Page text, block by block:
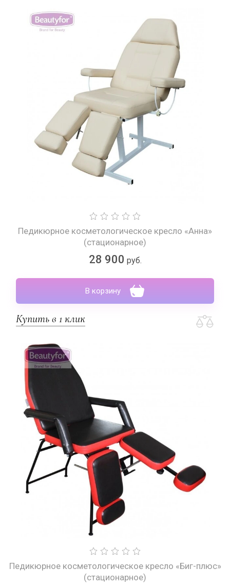
Педикюрное косметологическое кресло «Анна»
(стационарное)
28 900 руб.
В корзину
Купить в 1 клик
Педикюрное косметологическое кресло «Биг-плюс»
(стационарное)